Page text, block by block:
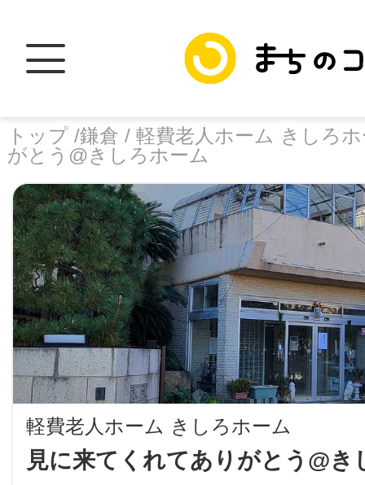
トップ /鎌倉 / 軽費老人ホーム きしろ
がとう@きしろホーム
軽費老人ホーム きしろホーム
見に来てくれてありがとう@き
facebook
X
LINE
トップ
加盟スポットに
地域に導入を